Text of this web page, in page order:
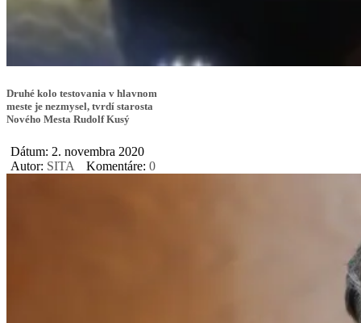
Druhé kolo testovania v hlavnom
meste je nezmysel, tvrdí starosta
Nového Mesta Rudolf Kusý
Dátum: 2. novembra 2020
Autor: SITA Komentáre: 0